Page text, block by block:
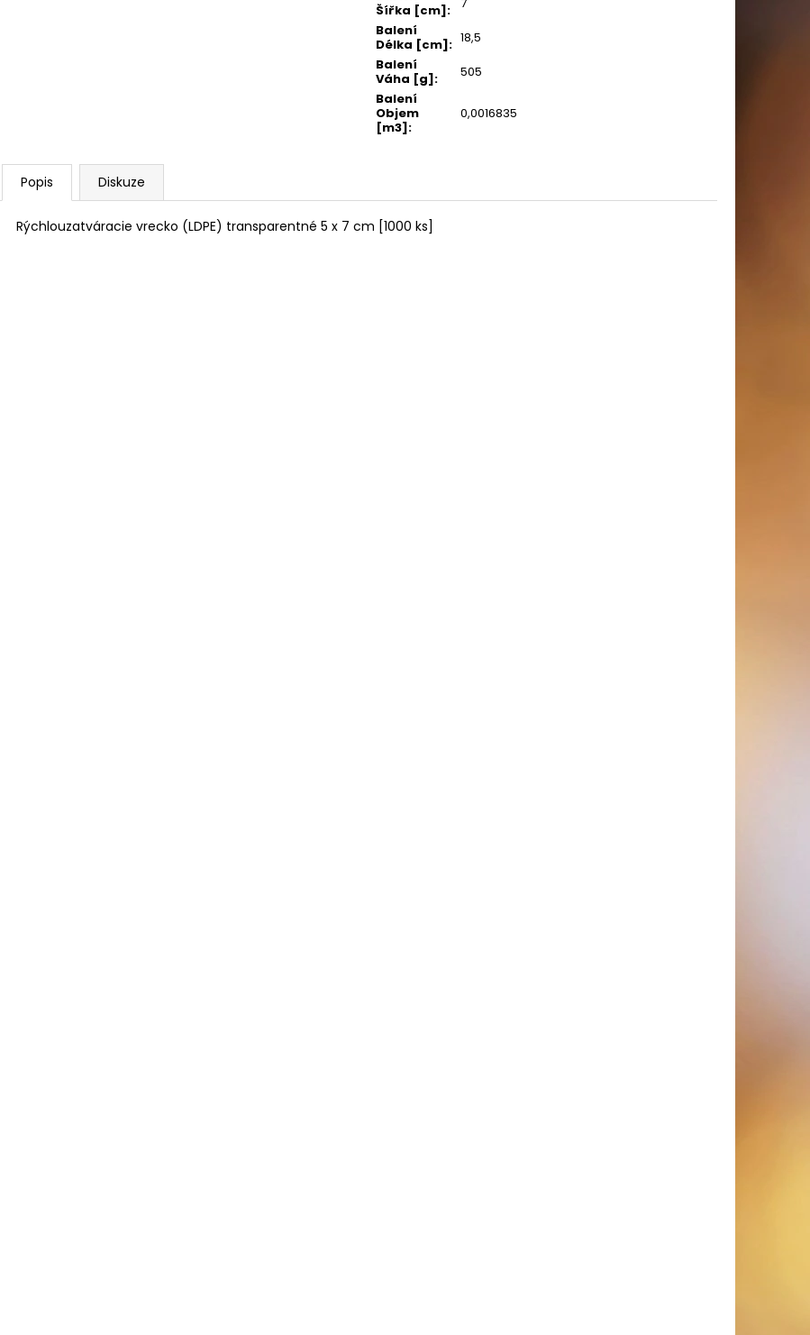
Šířka [cm]:
Balení
Délka [cm]: 18,5
Balení
Váha [g]:
505
Balení
Objem
[m3]:
0,0016835
Popis Diskuze
Rýchlouzatváracie vrecko (LDPE) transparentné 5 x 7 cm [1000 ks]